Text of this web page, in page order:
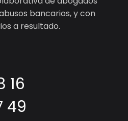
bancarios, y con
a resultado.
16
49